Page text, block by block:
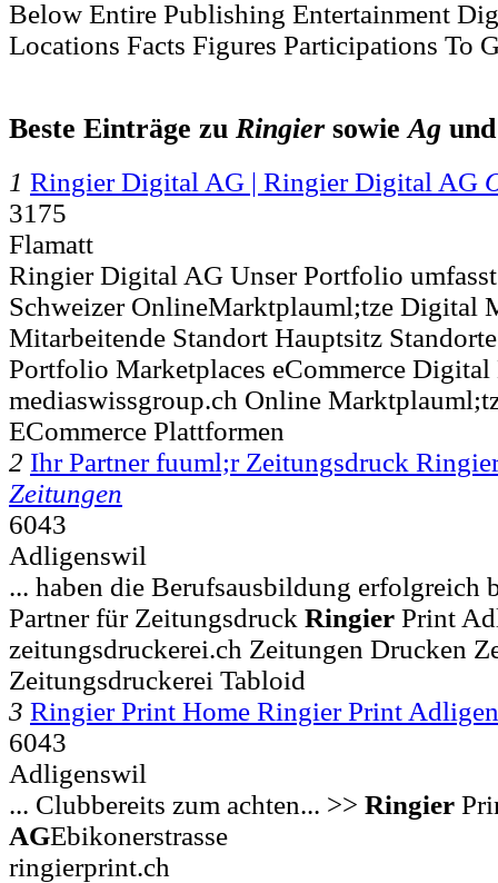
Be­low Entire Publishing Entertainment
Locations Facts Figures Participations To
Beste Einträge zu RingiersowieAg
1 Ringier Digital AG | Ringier Digital AG
3175
Flamatt
Ringier Digital AG Unser Portfolio
Schweizer OnlineMarktplauml;tze Digital
Mitarbeitende Standort Hauptsitz
Portfolio Marketplaces eCommerce
mediaswissgroup.ch Online
ECommerce Plattformen
2 Ihr Partner fuuml;r Zeitungsdruck
Zeitungen
6043
Adligenswil
... haben die Berufsausbildung erfolgreich
Partner für Zeitungsdruck Ringier Print
zeitungsdruckerei.ch Zeitungen Drucken
Zeitungsdruckerei Tabloid
3 Ringier Print Home Ringier Print
6043
Adligenswil
... Clubbereits zum achten... >> Ringier
AGEbikonerstrasse
ringierprint.ch